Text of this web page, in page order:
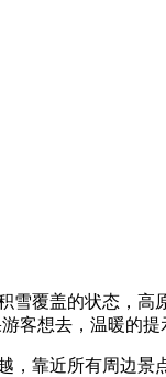
覆盖的状态，
客想去，温暖的提
靠近所有周边